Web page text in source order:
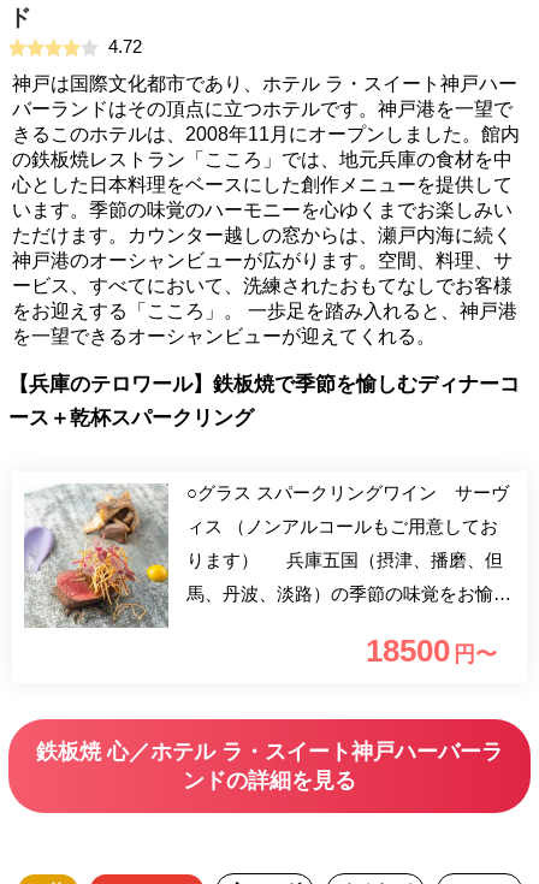
ド
4.72
神戸は国際文化都市であり、ホテル ラ・スイート神戸ハー
バーランドはその頂点に立つホテルです。神戸港を一望で
きるこのホテルは、2008年11月にオープンしました。館内
の鉄板焼レストラン「こころ」では、地元兵庫の食材を中
心とした日本料理をベースにした創作メニューを提供して
います。季節の味覚のハーモニーを心ゆくまでお楽しみい
ただけます。カウンター越しの窓からは、瀬戸内海に続く
神戸港のオーシャンビューが広がります。空間、料理、サ
ービス、すべてにおいて、洗練されたおもてなしでお客様
をお迎えする「こころ」。 一歩足を踏み入れると、神戸港
を一望できるオーシャンビューが迎えてくれる。
【兵庫のテロワール】鉄板焼で季節を愉しむディナーコ
ース＋乾杯スパークリング
○グラス スパークリングワイン サーヴ
ィス （ノンアルコールもご用意してお
ります） 兵庫五国（摂津、播磨、但
馬、丹波、淡路）の季節の味覚をお愉し
す。五感全てを魅了する「心」の鉄板
18500 円〜
鉄板焼 心／ホテル ラ・スイート神戸ハーバーラ
ンドの詳細を見る